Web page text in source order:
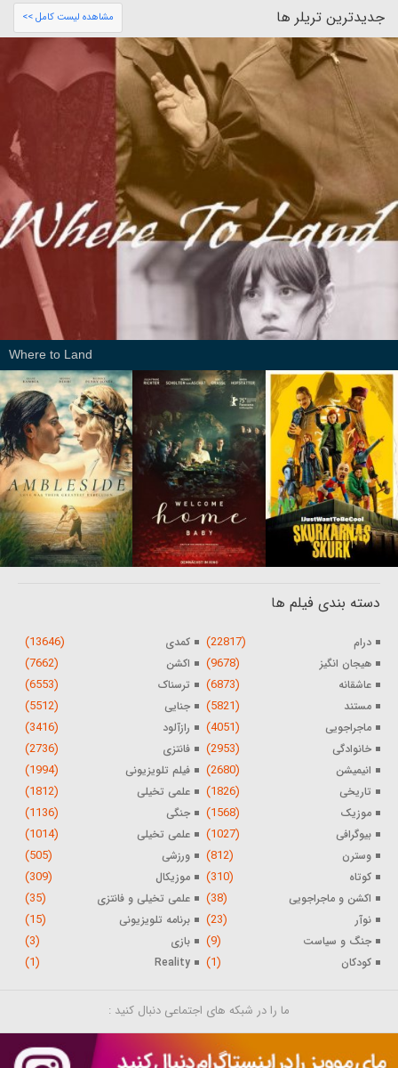
جدیدترین تریلر ها مشاهده لیست کامل >>
Where to Land
دسته بندی فیلم ها
درام (22817) کمدی (13646)
هیجان انگیز (9678) اکشن (7662)
عاشقانه (6873) ترسناک (6553)
مستند (5821) جنایی (5512)
ماجراجویی (4051) رازآلود (3416)
خانوادگی (2953) فانتزی (2736)
انیمیشن (2680) فیلم تلویزیونی (1994)
تاریخی (1826) علمی تخیلی (1812)
موزیک (1568) جنگی (1136)
بیوگرافی (1027) علمی تخیلی (1014)
وسترن (812) ورزشی (505)
کوتاه (310) موزیکال (309)
اکشن و ماجراجویی (38) علمی تخیلی و فانتزی (35)
نوآر (23) برنامه تلویزیونی (15)
جنگ و سیاست (9) بازی (3)
کودکان (1)
Reality
(1)
ما را در شبکه های اجتماعی دنبال کنید :